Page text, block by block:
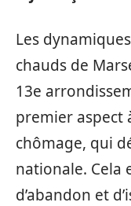
Les
chauds de
13e
premier aspect
chômage, qui
nationale. Cela
d’abandon et